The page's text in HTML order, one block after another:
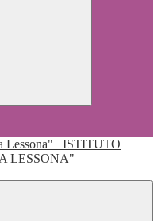
ISTITUTO
LESSONA"